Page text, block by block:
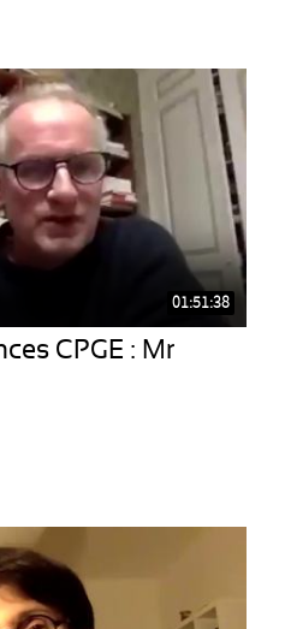
01:51:38
CPGE : Mr